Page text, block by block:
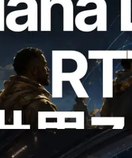
Slot APIを世界7
に拡張—
APIも公開